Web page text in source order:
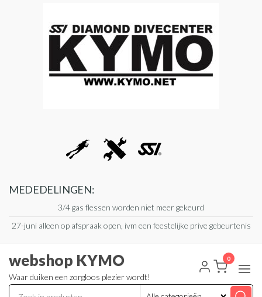
MEDEDELINGEN:
3/4 gas flessen worden niet meer gekeurd
27-juni alleen op afspraak open, ivm een feestelijke prive gebeurtenis
webshop KYMO
Waar duiken een zorgloos plezier wordt!
0